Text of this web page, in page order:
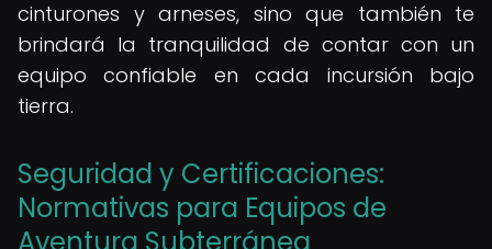
cinturones y arneses, sino que también te
brindará la tranquilidad de contar con un
equipo confiable en cada incursión bajo
tierra.
Seguridad y Certificaciones:
Normativas para Equipos de